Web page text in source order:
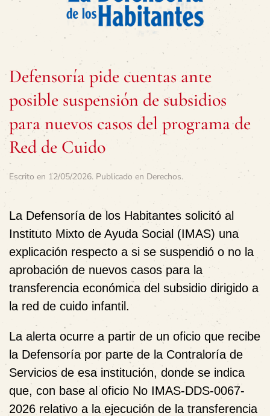
Defensoría pide cuentas ante
posible suspensión de subsidios
para nuevos casos del programa de
Red de Cuido
Escrito en 12/05/2026. Publicado en Derechos.
La Defensoría de los Habitantes solicitó al
Instituto Mixto de Ayuda Social (IMAS) una
explicación respecto a si se suspendió o no la
aprobación de nuevos casos para la
transferencia económica del subsidio dirigido a
la red de cuido infantil.
La alerta ocurre a partir de un oficio que recibe
la Defensoría por parte de la Contraloría de
Servicios de esa institución, donde se indica
que, con base al oficio No IMAS-DDS-0067-
2026 relativo a la ejecución de la transferencia